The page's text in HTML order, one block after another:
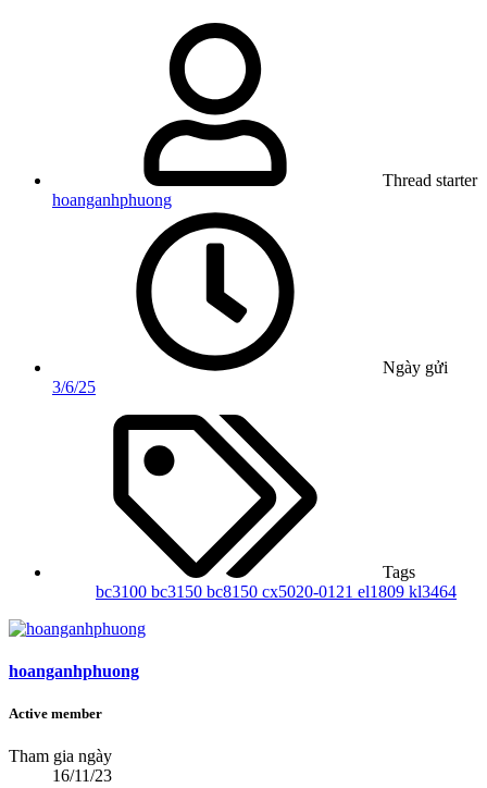
Thread starter
hoanganhphuong
Ngày gửi
3/6/25
Tags
bc3100 bc3150 bc8150 cx5020-0121 el1809 kl3464
hoanganhphuong
Active member
Tham gia ngày
16/11/23